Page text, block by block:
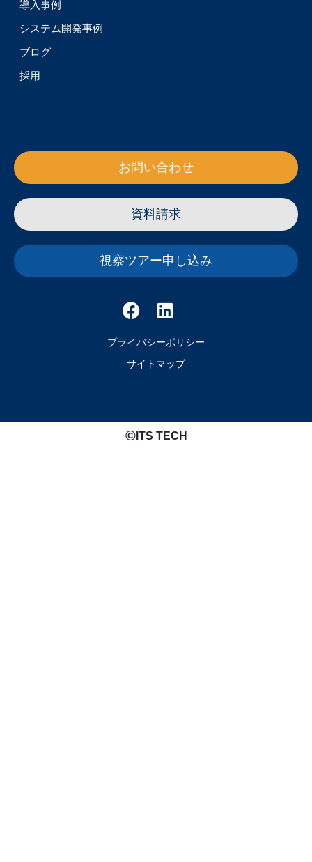
導入事例
システム開発事例
ブログ
採用
お問い合わせ
資料請求
視察ツアー申し込み
プライバシーポリシー
サイトマップ
©️ITS TECH